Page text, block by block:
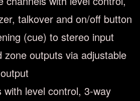
talkover and on/off button
(cue) to stereo input
zone outputs via adjustable
with level control, 3-way